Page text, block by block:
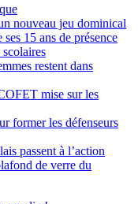
nouveau jeu dominical
15 ans de présence
restent dans
mise sur les
former les défenseurs
passent à l’action
de verre du